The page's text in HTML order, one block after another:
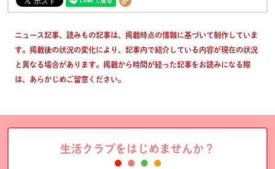
ニュース記事、読みもの記事は、掲載時点の情報に基づいて制作していま
す。掲載後の状況の変化により、記事内で紹介している内容が現在の状況
と異なる場合があります。掲載から時間が経った記事をお読みになる際
は、あらかじめご留意ください。
生活クラブをはじめませんか？